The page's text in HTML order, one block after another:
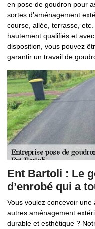
en pose de goudron pour
sortes d’aménagement
course, allée, terrasse, etc.
hautement qualifiés et
disposition, vous pouvez
garantir un travail de
Ent Bartoli : Le
d’enrobé qui a
Vous voulez concevoir
autres aménagement
durable et esthétique ?